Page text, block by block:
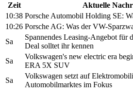
Zeit
Aktuelle
10:38 Porsche Automobil Holding SE:
10:26 Porsche AG: Was der VW-
Sa
Spannendes Leasing-Angebot für
Deal solltet ihr kennen
Sa
Volkswagen's new electric era
ERA 5X SUV
Sa
Volkswagen setzt auf
Automobilmarktes im Fokus